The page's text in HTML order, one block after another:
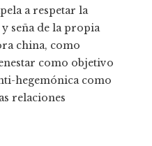
a respetar la
seña de la propia
china, como
como objetivo
hegemónica como
relaciones